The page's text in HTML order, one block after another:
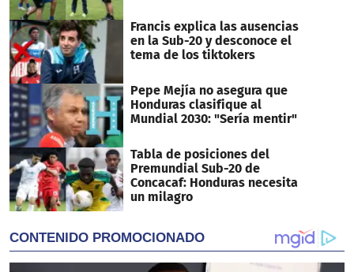
Francis explica las ausencias
en la Sub-20 y desconoce el
tema de los tiktokers
Pepe Mejía no asegura que
Honduras clasifique al
Mundial 2030: "Sería mentir"
Tabla de posiciones del
Premundial Sub-20 de
Concacaf: Honduras necesita
un milagro